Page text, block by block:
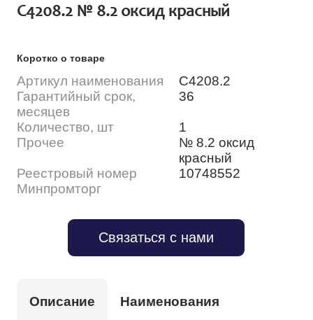
С4208.2 № 8.2 оксид красный
Коротко о товаре
Артикул наименования
С4208.2
Гарантийный срок,
месяцев
36
Количество, шт
1
Прочее
№ 8.2 оксид
красный
Реестровый номер
Минпромторг
10748552
Связаться с нами
Описание Наименования